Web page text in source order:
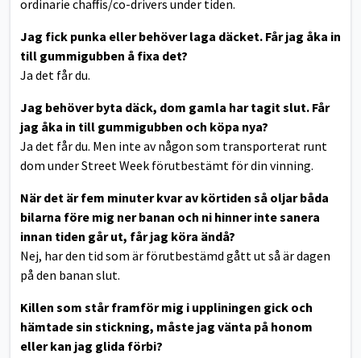
ordinarie chaffis/co-drivers under tiden.
Jag fick punka eller behöver laga däcket. Får jag åka in
till gummigubben å fixa det?
Ja det får du.
Jag behöver byta däck, dom gamla har tagit slut. Får
jag åka in till gummigubben och köpa nya?
Ja det får du. Men inte av någon som transporterat runt
dom under Street Week förutbestämt för din vinning.
När det är fem minuter kvar av körtiden så oljar båda
bilarna före mig ner banan och ni hinner inte sanera
innan tiden går ut, får jag köra ändå?
Nej, har den tid som är förutbestämd gått ut så är dagen
på den banan slut.
Killen som står framför mig i uppliningen gick och
hämtade sin stickning, måste jag vänta på honom
eller kan jag glida förbi?